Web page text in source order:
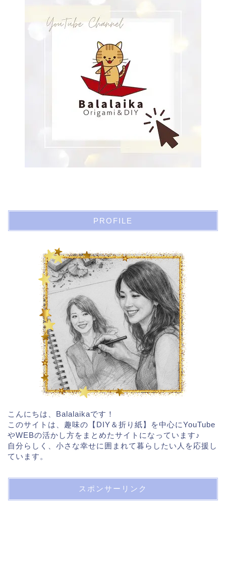
PROFILE
こんにちは、Balalaikaです！
このサイトは、趣味の【DIY＆折り紙】を中心にYouTube
やWEBの活かし方をまとめたサイトになっています♪
自分らしく、小さな幸せに囲まれて暮らしたい人を応援し
ています。
スポンサーリンク